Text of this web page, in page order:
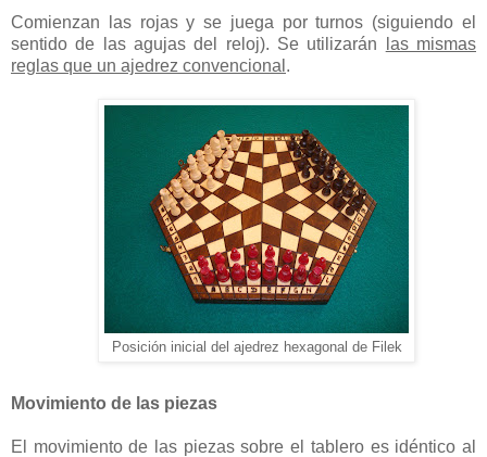
Comienzan las rojas y se juega por turnos (siguiendo el
sentido de las agujas del reloj). Se utilizarán
las mismas
reglas que un ajedrez convencional .
Posición inicial del ajedrez hexagonal de Filek
Movimiento de las piezas
El movimiento de las piezas sobre el tablero es idéntico al